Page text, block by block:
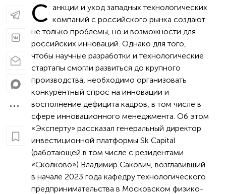
С анкции и уход западных технологических
компаний с российского рынка создают
не только проблемы, но и возможности для
российских инноваций. Однако для того,
чтобы научные разработки и технологические
стартапы смогли развиться до крупного
производства, необходимо организовать
конкурентный спрос на инновации и
восполнение дефицита кадров, в том числе в
сфере инновационного менеджмента. Об этом
«Эксперту» рассказал генеральный директор
инвестиционной платформы Sk Capital
(работающей в том числе с резидентами
«Сколково») Владимир Сакович, возглавивший
в начале 2023 года кафедру технологического
предпринимательства в Московском физико-